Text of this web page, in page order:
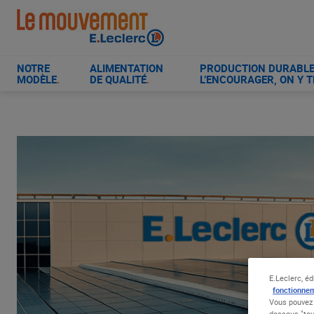
Aller
contenu
NOTRE
MODÈLE.
ALIMENTATION
DE QUALITÉ.
PRODUCTION
L’ENCOURAGER, ON Y
E.Leclerc,
Vous